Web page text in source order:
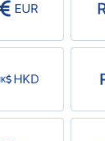
EUR
HKD